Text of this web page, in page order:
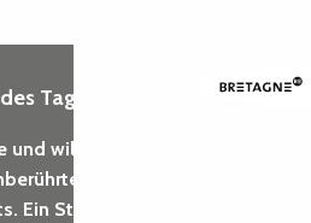
Tages :
und wilde Wanderung
Ein Stück Natur, das Ihre